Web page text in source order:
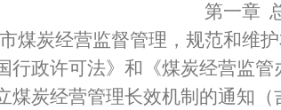
第一章
煤炭经营监督管理，规范和维
行政许可法》和《煤炭经营监
煤炭经营管理长效机制的通知（